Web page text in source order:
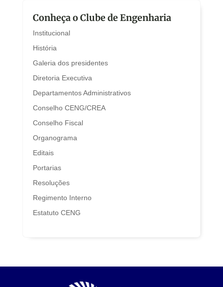
Conheça o Clube de Engenharia
Institucional
História
Galeria dos presidentes
Diretoria Executiva
Departamentos Administrativos
Conselho CENG/CREA
Conselho Fiscal
Organograma
Editais
Portarias
Resoluções
Regimento Interno
Estatuto CENG